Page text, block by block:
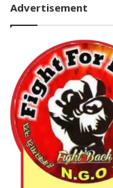
Advertisement